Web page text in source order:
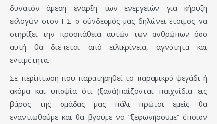
δυνατόν άμεση έναρξη των ενεργειών για κήρυξη
εκλογών στον Γ.Σ ο σύνδεσμός μας δηλώνει έτοιμος να
στηρίξει την προσπάθεια αυτών των ανθρώπων όσο
αυτή θα διέπεται από ειλικρίνεια, αγνότητα και
εντιμότητα.
Σε περίπτωση που παρατηρηθεί το παραμικρό ψεγάδι ή
ακόμα και υποψία ότι (ξανά)παίζονται παιχνίδια εις
βάρος της ομάδας μας πάλι πρώτοι εμείς θα
εναντιωθούμε και θα βγούμε να ”ξεφωνήσουμε” όποιον